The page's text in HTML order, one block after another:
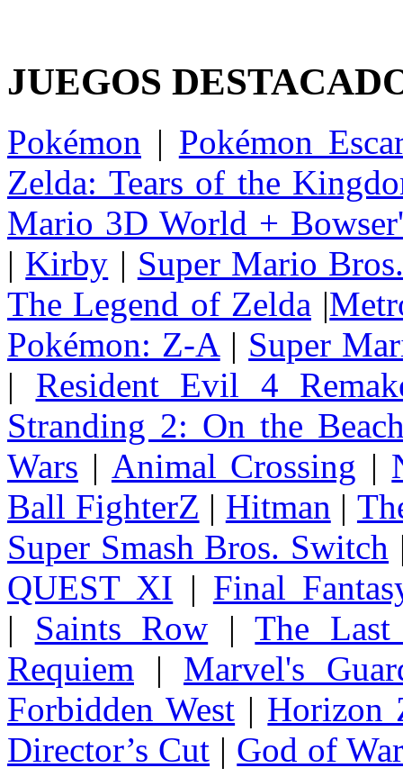
JUEGOS
Pokémon | Pokémon
Zelda: Tears of the
Mario 3D World +
| Kirby | Super Mario
The Legend of Zelda |
Pokémon: Z-A | Super
| Resident Evil 4
Stranding 2: On the
Wars | Animal Crossing |
Ball FighterZ | Hitman |
Super Smash Bros. Switch
QUEST XI | Final
| Saints Row |The
Requiem | Marvel's
Forbidden West | Horizon
Director’s Cut | God of